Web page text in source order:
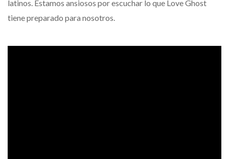
latinos. Estamos ansiosos por escuchar lo que Love Ghost
tiene preparado para nosotros.